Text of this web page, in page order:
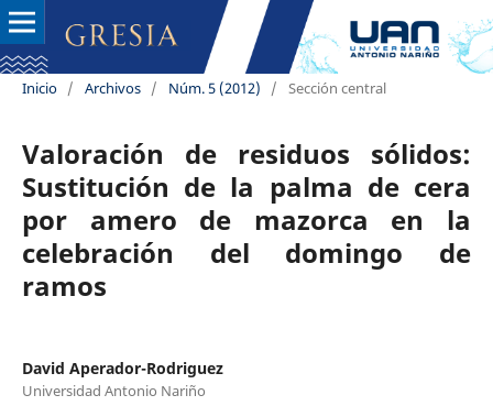
Inicio / Archivos / Núm. 5 (2012) / Sección central
Valoración de residuos sólidos:
Sustitución de la palma de cera
por amero de mazorca en la
celebración del domingo de
ramos
David Aperador-Rodriguez
Universidad Antonio Nariño